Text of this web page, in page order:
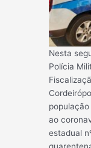
Nesta
Polícia
ao
estadual